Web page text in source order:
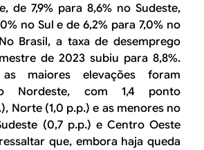
de 7,9% para 8,6% no Sudeste,
no Sul e de 6,2% para 7,0% no
Brasil, a taxa de desemprego
de 2023 subiu para 8,8%.
maiores elevações foram
Nordeste, com 1,4 ponto
Norte (1,0 p.p.) e as menores no
(0,7 p.p.) e Centro Oeste
que, embora haja queda